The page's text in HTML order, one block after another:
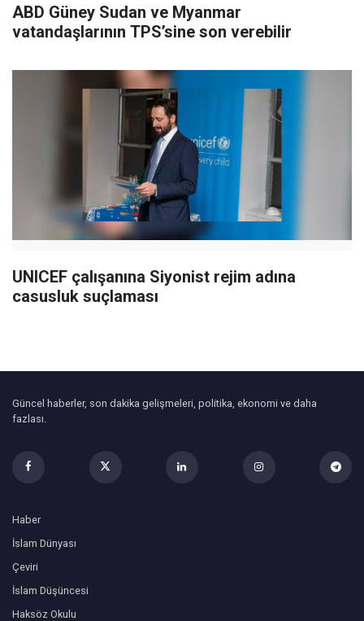
ABD Güney Sudan ve Myanmar
vatandaşlarının TPS’sine son verebilir
UNICEF çalışanına Siyonist rejim adına
casusluk suçlaması
Güncel haberler, son dakika gelişmeleri, politika, ekonomi ve daha
fazlası.
Haber
İslam Dünyası
Çeviri
İslam Düşüncesi
Haksöz Okulu